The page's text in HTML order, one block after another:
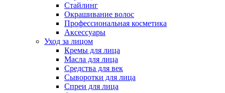
Стайлинг
Окрашивание волос
Профессиональная косметика
Аксессуары
Уход за лицом
Кремы для лица
Масла для лица
Средства для век
Сыворотки для лица
Спреи для лица